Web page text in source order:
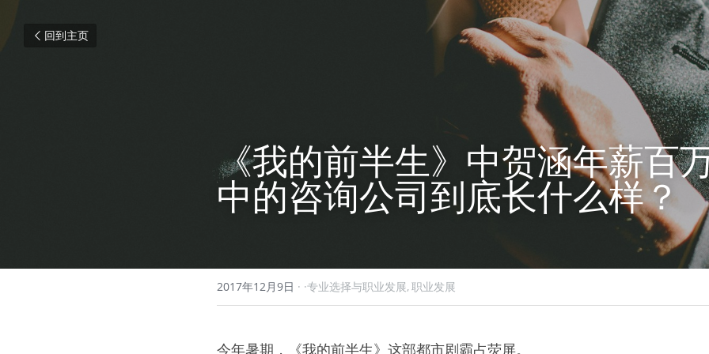
回到主页
《我的前半生》中贺涵年薪百
中的咨询公司到底长什么样？
2017年12月9日 · ·专业选择与职业发展,职业发展
今年暑期，《我的前半生》这部都市剧霸占荧屏。